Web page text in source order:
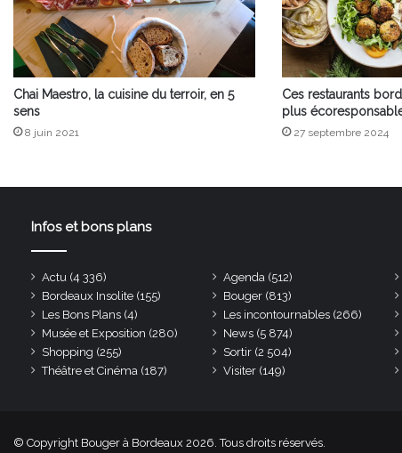
Chai Maestro, la cuisine du terroir, en 5
sens
8 juin 2021
Ces restaurants
plus
27 septembre 2024
Infos et bons plans
Actu (4 336) Agenda (512)
Bordeaux Insolite (155) Bouger (813)
Les Bons Plans (4) Les incontournables (266)
Musée et Exposition (280) News (5 874)
Shopping (255) Sortir (2 504)
Théâtre et Cinéma (187) Visiter (149)
© Copyright Bouger à Bordeaux 2026. Tous droits réservés.